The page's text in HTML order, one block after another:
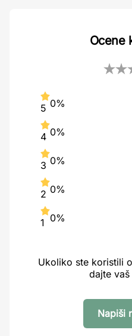
Ocene
5 0%
4 0%
3 0%
2 0%
1 0%
Ukoliko ste koristili
dajte
Napiši